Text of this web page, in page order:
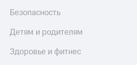
Безопасность
Детям и родителям
Здоровье и фитнес